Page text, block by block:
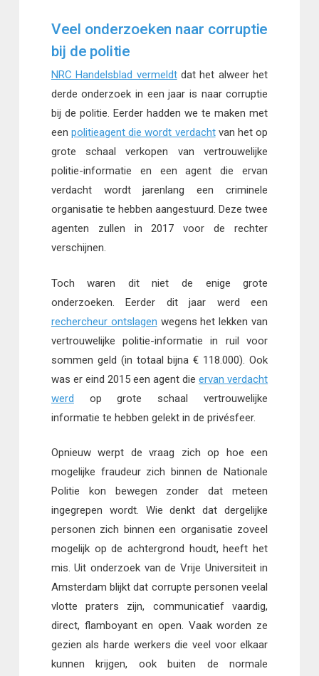
Veel onderzoeken naar corruptie
bij de politie
NRC Handelsblad vermeldtdat het alweer het
derde onderzoek in een jaar is naar corruptie
bij de politie. Eerder hadden we te maken met
eenpolitieagent die wordt verdachtvan het op
grote schaal verkopen van vertrouwelijke
politie-informatie en een agent die ervan
verdacht wordt jarenlang een criminele
organisatie te hebben aangestuurd. Deze twee
agenten zullen in 2017 voor de rechter
verschijnen.
Toch waren dit niet de enige grote
onderzoeken. Eerder dit jaar werd een
rechercheur ontslagen wegens het lekken van
vertrouwelijke politie-informatie in ruil voor
sommen geld (in totaal bijna € 118.000). Ook
was er eind 2015 een agent dieervan verdacht
werd op grote schaal vertrouwelijke
informatie te hebben gelekt in de privésfeer.
Opnieuw werpt de vraag zich op hoe een
mogelijke fraudeur zich binnen de Nationale
Politie kon bewegen zonder dat meteen
ingegrepen wordt. Wie denkt dat dergelijke
personen zich binnen een organisatie zoveel
mogelijk op de achtergrond houdt, heeft het
mis. Uit onderzoek van de Vrije Universiteit in
Amsterdam blijkt dat corrupte personen veelal
vlotte praters zijn, communicatief vaardig,
direct, flamboyant en open. Vaak worden ze
gezien als harde werkers die veel voor elkaar
kunnen krijgen, ook buiten de normale